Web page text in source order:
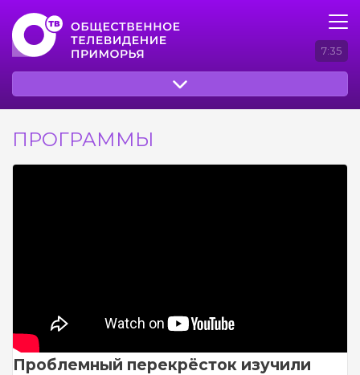
7:35
ПРОГРАММЫ
Проблемный перекрёсток изучили